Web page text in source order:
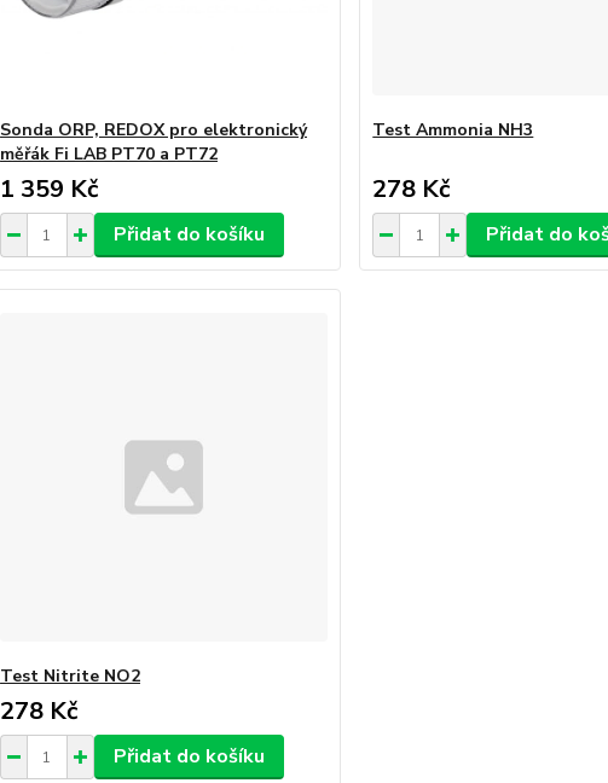
Sonda ORP, REDOX pro elektronický
měřák Fi LAB PT70 a PT72
1 359 Kč
Přidat do košíku
Test Ammonia NH3
278 Kč
Přidat do
Test Nitrite NO2
278 Kč
Přidat do košíku